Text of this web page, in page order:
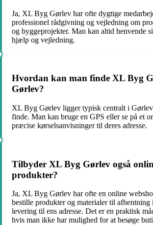
Ja, XL Byg Gørlev har ofte dygtige
professionel rådgivning og vejledning om
og byggeprojekter. Man kan altid henvende
hjælp og vejledning.
Hvordan kan man finde XL Byg
Gørlev?
XL Byg Gørlev ligger typisk centralt i
finde. Man kan bruge en GPS eller se på et
præcise kørselsanvisninger til deres adresse.
Tilbyder XL Byg Gørlev også
produkter?
Ja, XL Byg Gørlev har ofte en online
bestille produkter og materialer til
levering til ens adresse. Det er en praktisk
hvis man ikke har mulighed for at besøge